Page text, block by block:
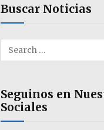
Buscar Noticias
Seguinos en
Sociales